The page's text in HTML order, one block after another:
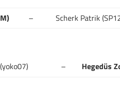
– Scherk Patrik
– Hegedüs